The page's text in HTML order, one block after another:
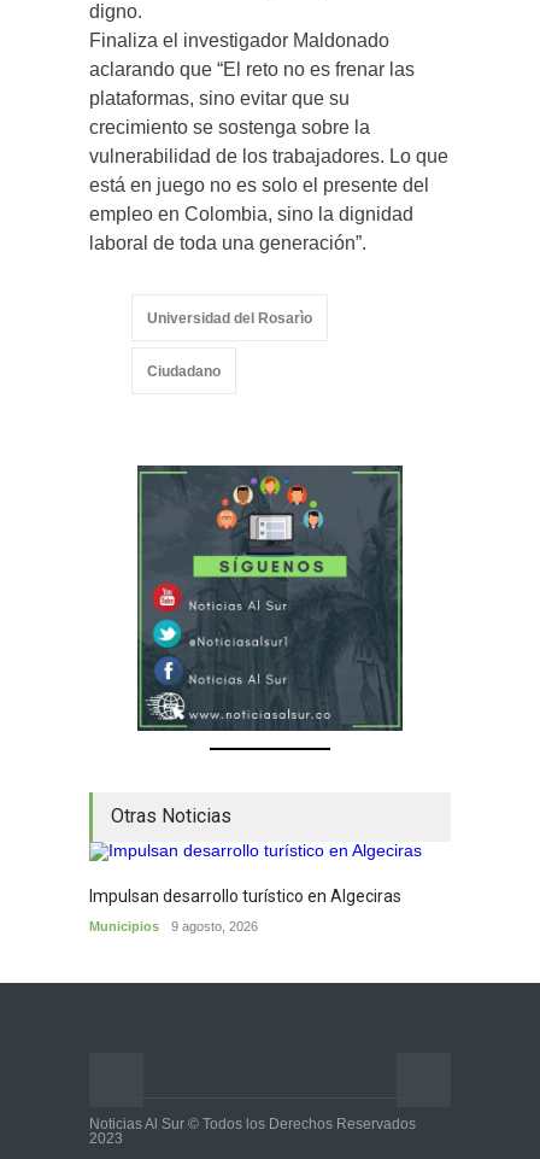
digno.
Finaliza el investigador Maldonado
aclarando que “El reto no es frenar las
plataformas, sino evitar que su
crecimiento se sostenga sobre la
vulnerabilidad de los trabajadores. Lo que
está en juego no es solo el presente del
empleo en Colombia, sino la dignidad
laboral de toda una generación”.
Universidad del Rosarìo
Ciudadano
Otras Noticias
Impulsan desarrollo turístico en Algeciras
Municipios 9 agosto, 2026
Noticias Al Sur © Todos los Derechos Reservados
2023